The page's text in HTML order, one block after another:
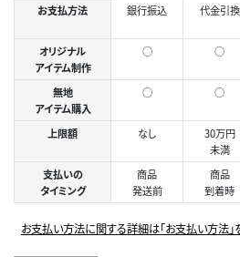
お支払方法 銀行振込 代金引換
オリジナル
アイテム制作
○ ○
無地
アイテム購入
○ ○
上限額 なし
30万円
未満
支払いの
タイミング
商品
発送前
商品
到着時
お支払い方法に関する詳細は「お支払い方法」